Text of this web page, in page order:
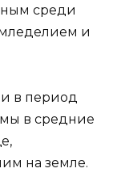
среди
и
в период
в средние
на земле.